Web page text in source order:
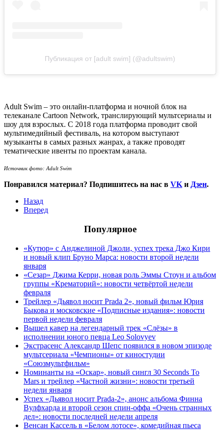
Публикация от [adult swim] (@adultswim)
Adult Swim – это онлайн-платформа и ночной блок на
телеканале Cartoon Network, транслирующий мультсериалы и
шоу для взрослых. С 2018 года платформа проводит свой
мультимедийный фестиваль, на котором выступают
музыканты в самых разных жанрах, а также проводят
тематические ивенты по проектам канала.
Источник фото: Adult Swim
Понравился материал? Подпишитесь на нас в VKи Дзен.
Назад
Вперед
Популярное
«Кутюр» с Анджелиной Джоли, успех трека Джо Кири
и новый клип Бруно Марса: новости второй недели
января
«Сезар» Джима Керри, новая роль Эммы Стоун и альбом
группы «Крематорий»: новости четвёртой недели
февраля
Трейлер «Дьявол носит Prada 2», новый фильм Юрия
Быкова и московские «Подписные издания»: новости
первой недели февраля
Вышел кавер на легендарный трек «Слёзы» в
исполнении юного певца Leo Solovyev
Экстрасенс Александр Шепс появился в новом эпизоде
мультсериала «Чемпионы» от киностудии
«Союзмультфильм»
Номинанты на «Оскар», новый сингл 30 Seconds To
Mars и трейлер «Частной жизни»: новости третьей
недели января
Успех «Дьявол носит Prada-2», анонс альбома Финна
Вулфхарда и второй сезон спин-оффа «Очень странных
дел»: новости последней недели апреля
Венсан Кассель в «Белом лотосе», комедийная пьеса